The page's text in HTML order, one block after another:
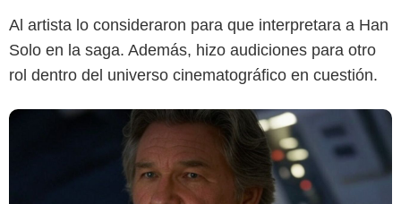
Al artista lo consideraron para que interpretara a Han
Solo en la saga. Además, hizo audiciones para otro
rol dentro del universo cinematográfico en cuestión.